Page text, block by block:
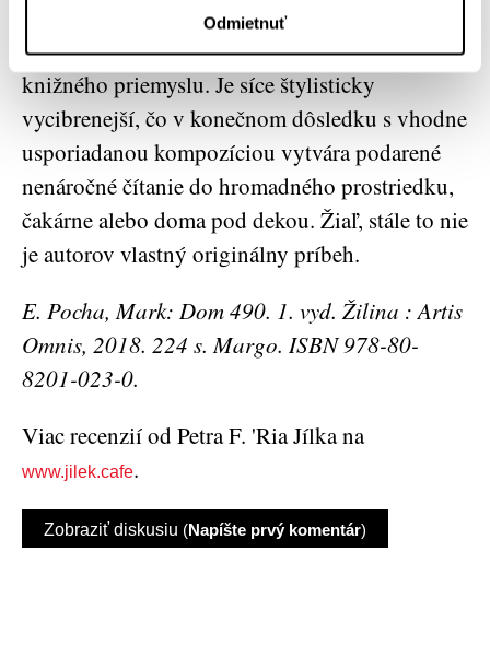
Odmietnuť
Pochovej predchádzajúcej tvorby, ktorá takisto
otvorene imituje kultové diela filmového a
knižného priemyslu. Je síce štylisticky
vycibrenejší, čo v konečnom dôsledku s vhodne
usporiadanou kompozíciou vytvára podarené
nenáročné čítanie do hromadného prostriedku,
čakárne alebo doma pod dekou. Žiaľ, stále to nie
je autorov vlastný originálny príbeh.
E. Pocha, Mark: Dom 490. 1. vyd. Žilina : Artis
Omnis, 2018. 224 s. Margo. ISBN 978-80-
8201-023-0.
Viac recenzií od Petra F. 'Ria Jílka na
www.jilek.cafe.
Zobraziť diskusiu (Napíšte prvý komentár)